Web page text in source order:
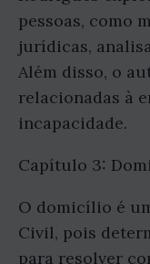
pessoas, como
jurídicas,
Além disso, o
relacionadas à
incapacidade.
Capítulo 3:
O domicílio é
Civil, pois
para resolver